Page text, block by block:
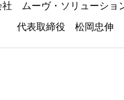
社 ムーヴ・ソリューショ
代表取締役 松岡忠伸